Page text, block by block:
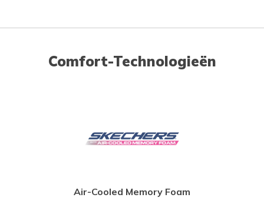
Comfort-Technologieën
Air-Cooled Memory Foam